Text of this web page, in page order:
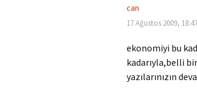
can
17 Ağustos 2009, 18:47
ekonomiyi bu
kadarıyla,belli
yazılarınızın